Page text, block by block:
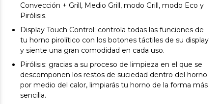
Convección + Grill, Medio Grill, modo Grill, modo Eco y
Pirólisis.
Display Touch Control: controla todas las funciones de
tu horno pirolítico con los botones táctiles de su display
y siente una gran comodidad en cada uso.
Pirólisis: gracias a su proceso de limpieza en el que se
descomponen los restos de suciedad dentro del horno
por medio del calor, limpiarás tu horno de la forma más
sencilla.